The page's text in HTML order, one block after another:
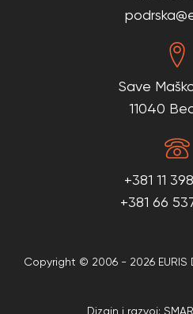
Save
11040
+381 11
+381 66
Copyright © 2006 - 2026
Dizajn i razvoj: